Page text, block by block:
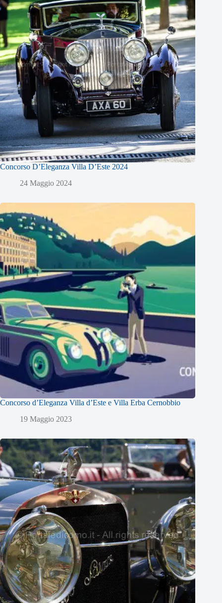
Concorso D’Eleganza Villa D’Este 2024
24 Maggio 2024
Concorso d’Eleganza Villa d’Este e Villa Erba Cernobbio
19 Maggio 2023